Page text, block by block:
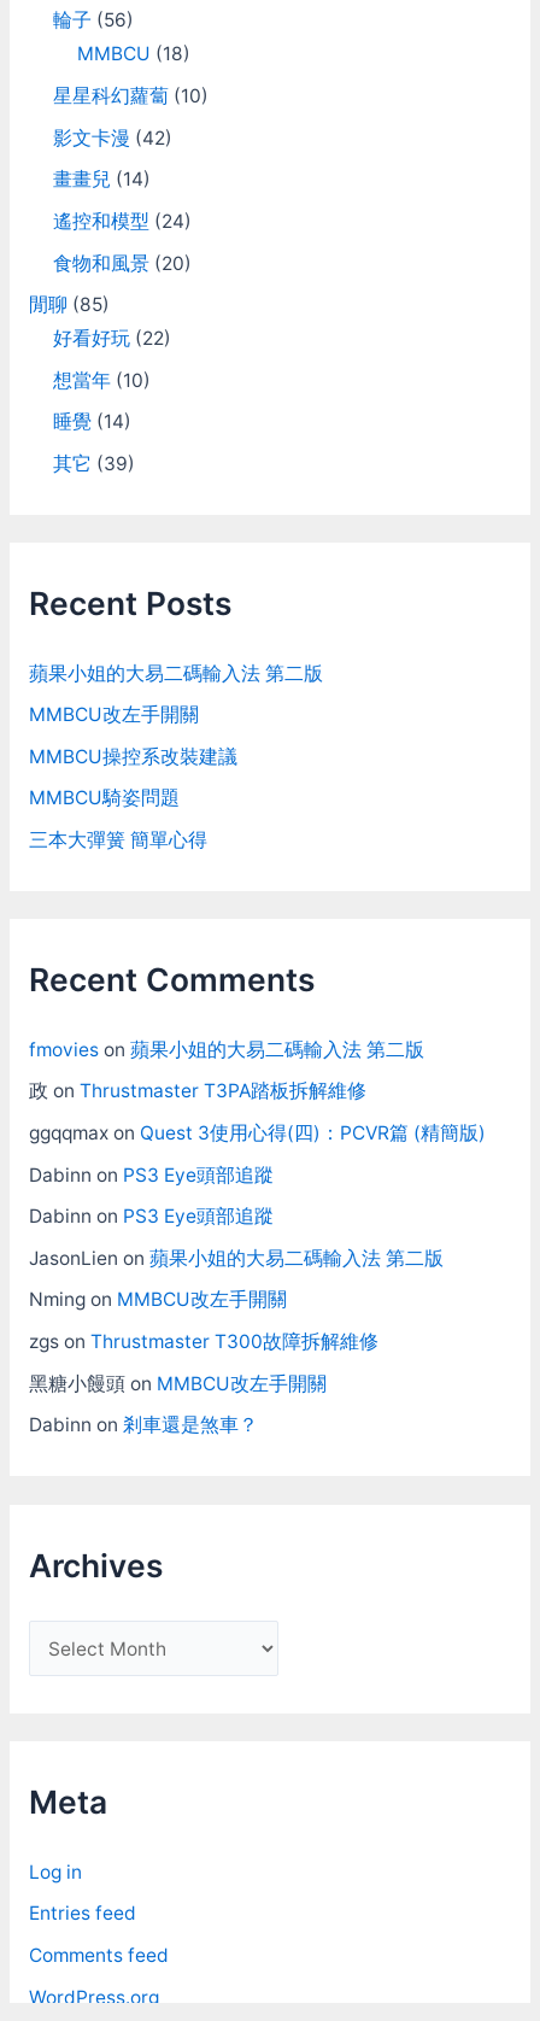
輪子 (56)
MMBCU (18)
星星科幻蘿蔔(10)
影文卡漫 (42)
畫畫兒 (14)
遙控和模型 (24)
食物和風景(20)
閒聊 (85)
好看好玩(22)
想當年(10)
睡覺(14)
其它 (39)
Recent Posts
蘋果小姐的大易二碼輸入法 第二版
MMBCU改左手開關
MMBCU操控系改裝建議
MMBCU騎姿問題
三本大彈簧 簡單心得
Recent Comments
fmovieson 蘋果小姐的大易二碼輸入法 第二版
政 on Thrustmaster T3PA踏板拆解維修
ggqqmaxon Quest 3使用心得(四)：PCVR篇 (精簡版)
Dabinn on PS3 Eye頭部追蹤
Dabinn on PS3 Eye頭部追蹤
JasonLien on 蘋果小姐的大易二碼輸入法 第二版
Nmingon MMBCU改左手開關
zgson Thrustmaster T300故障拆解維修
黑糖小饅頭on MMBCU改左手開關
Dabinn on 剎車還是煞車？
Archives
r
i
e
s
Meta
Log in
Entries feed
Comments feed
WordPress.org